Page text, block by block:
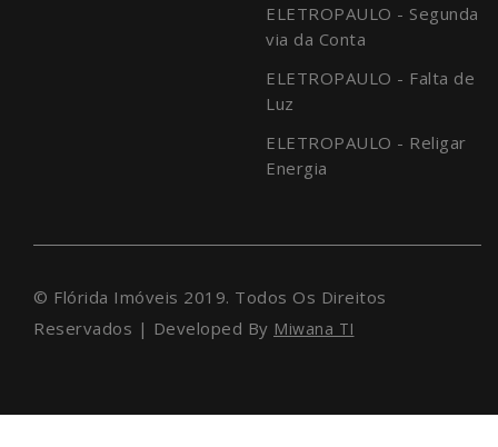
ELETROPAULO - Segunda
via da Conta
ELETROPAULO - Falta de
Luz
ELETROPAULO - Religar
Energia
© Flórida Imóveis 2019. Todos Os Direitos
Reservados | Developed By Miwana TI